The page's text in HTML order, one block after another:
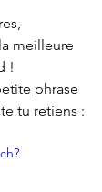
meilleure
!
phrase
tu retiens :